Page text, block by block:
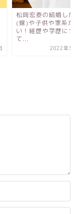
松岡宏泰の結婚した
(嫁)や子供や家系が
い！経歴や学歴につ
て...
2022年3